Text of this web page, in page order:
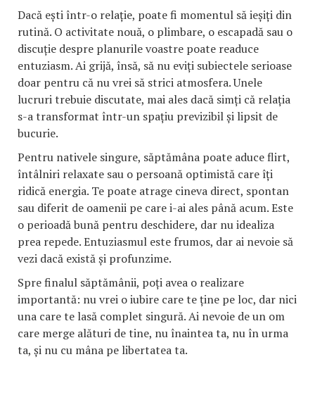
Dacă ești într-o relație, poate fi momentul să ieșiți din
rutină. O activitate nouă, o plimbare, o escapadă sau o
discuție despre planurile voastre poate readuce
entuziasm. Ai grijă, însă, să nu eviți subiectele serioase
doar pentru că nu vrei să strici atmosfera. Unele
lucruri trebuie discutate, mai ales dacă simți că relația
s-a transformat într-un spațiu previzibil și lipsit de
bucurie.
Pentru nativele singure, săptămâna poate aduce flirt,
întâlniri relaxate sau o persoană optimistă care îți
ridică energia. Te poate atrage cineva direct, spontan
sau diferit de oamenii pe care i-ai ales până acum. Este
o perioadă bună pentru deschidere, dar nu idealiza
prea repede. Entuziasmul este frumos, dar ai nevoie să
vezi dacă există și profunzime.
Spre finalul săptămânii, poți avea o realizare
importantă: nu vrei o iubire care te ține pe loc, dar nici
una care te lasă complet singură. Ai nevoie de un om
care merge alături de tine, nu înaintea ta, nu în urma
ta, și nu cu mâna pe libertatea ta.